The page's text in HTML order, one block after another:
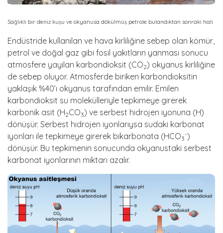
Sağlıklı bir deniz kuşu ve okyanusa dökülmüş petrole bulandıktan sonraki hali
Endüstride kullanılan ve hava kirliliğine sebep olan kömür,
petrol ve doğal gaz gibi fosil yakıtların yanması sonucu
atmosfere yayılan karbondioksit (CO2) okyanus kirliliğine
de sebep oluyor. Atmosferde biriken karbondioksitin
yaklaşık %40’ı okyanus tarafından emilir. Emilen
karbondioksit su molekülleriyle tepkimeye girerek
karbonik asit (H2CO3) ve serbest hidrojen iyonuna (H)
dönüşür. Serbest hidrojen iyonlarıysa sudaki karbonat
iyonları ile tepkimeye girerek bikarbonata (HCO3
-)
dönüşür. Bu tepkimenin sonucunda okyanustaki serbest
karbonat iyonlarının miktarı azalır.